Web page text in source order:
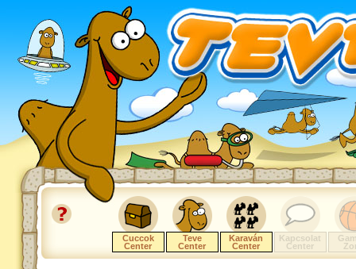
Cuccok
Center
Teve
Center
Karaván
Center
Kapcsolat
Center